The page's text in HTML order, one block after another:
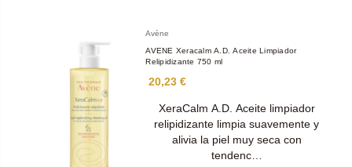
Avène
AVENE Xeracalm A.D. Aceite Limpiador
Relipidizante 750 ml
20,23 €
XeraCalm A.D. Aceite limpiador
relipidizante limpia suavemente y
alivia la piel muy seca con
tendenc…